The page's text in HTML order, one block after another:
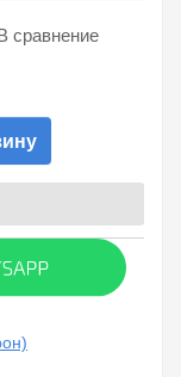
сравнение